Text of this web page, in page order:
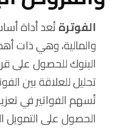
الفوترةتُعد أداة
والمالية، وهي ذات
البنوك للحصول على
تحليل للعلاقة بين
تُسهم الفواتير في
الحصول على التمويل